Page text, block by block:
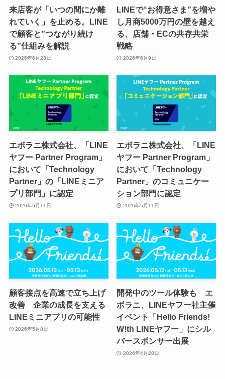
来店客が「いつの間にか離
れていく」を止める。LINE
で顧客と”つながり続け
る”仕組みを解説
2026年6月23日
LINEで“お得意さま”を増や
し月商5000万円の壁を越え
る、店舗・ECの共存共栄
戦略
2026年6月9日
エボラニ株式会社、「LINE
ヤフー Partner Program」
において「Technology
Partner」の「LINEミニア
プリ部門」に認定
2026年5月11日
エボラニ株式会社、「LINE
ヤフー Partner Program」
において「Technology
Partner」のコミュニケー
ション部門に認定
2026年5月11日
顧客接点を高速で立ち上げ
改善 企業の成長を支える
LINEミニアプリの可能性
2026年5月8日
開発中のツール体験も エ
ボラニ、LINEヤフー社主催
イベント「Hello Friends!
W!th LINEヤフー」にシル
バースポンサー出展
2026年4月28日